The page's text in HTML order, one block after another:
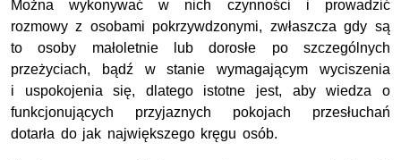
Można wykonywać w nich czynności i prowadzić
rozmowy z osobami pokrzywdzonymi, zwłaszcza gdy są
to osoby małoletnie lub dorosłe po szczególnych
przeżyciach, bądź w stanie wymagającym wyciszenia
i uspokojenia się, dlatego istotne jest, aby wiedza o
funkcjonujących przyjaznych pokojach przesłuchań
dotarła do jak największego kręgu osób.